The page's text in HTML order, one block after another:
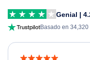
Genial |
Basado en